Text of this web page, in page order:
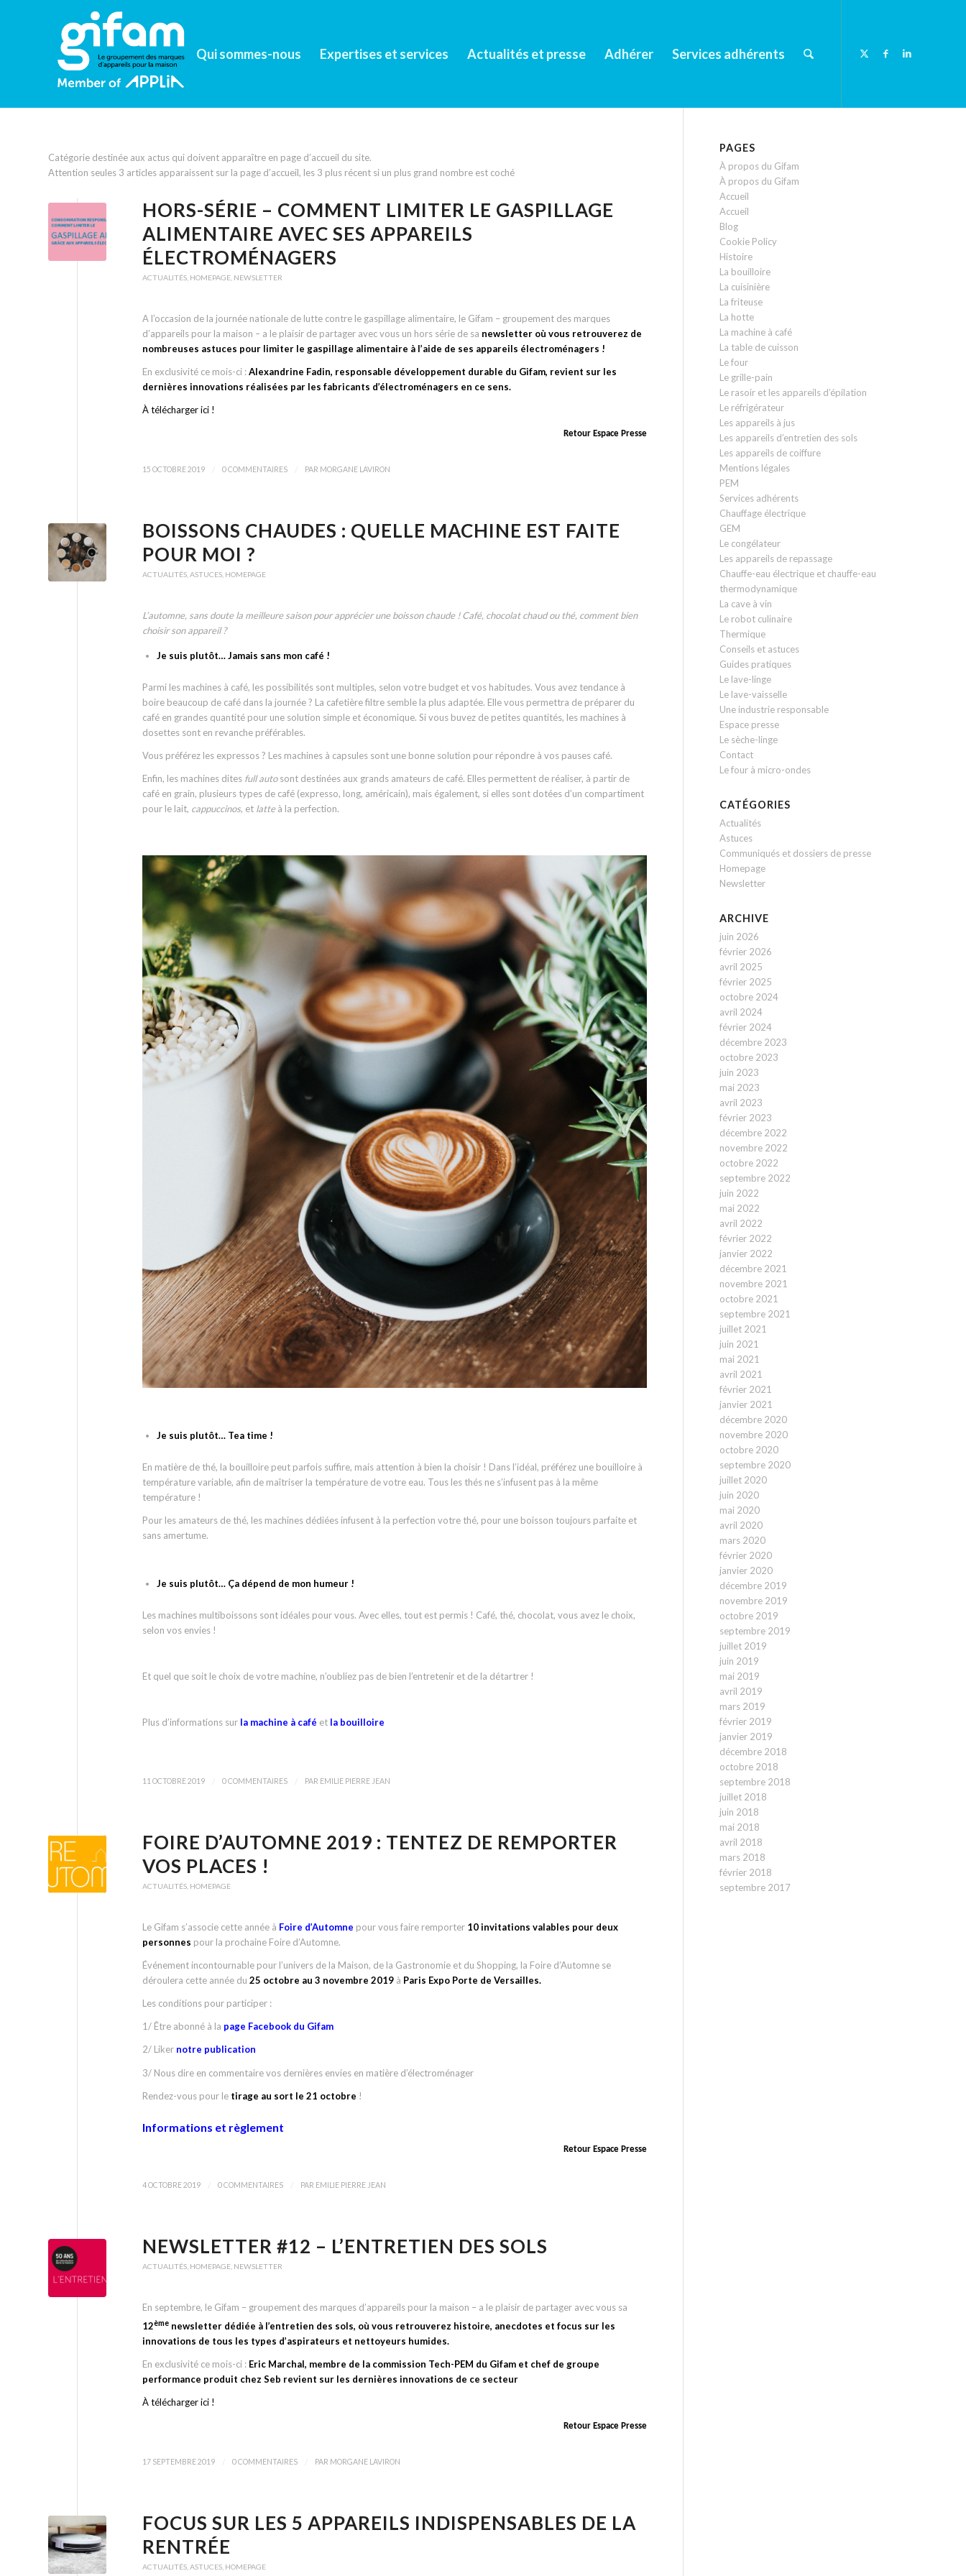
Qui sommes-nous Expertises et services Actualités et presse Adhérer Services adhérents
Catégorie destinée aux actus qui doivent apparaître en page d’accueil du site.
Attention seules 3 articles apparaissent sur la page d’accueil, les 3 plus récent si un plus grand nombre est coché
HORS-SÉRIE – COMMENT LIMITER LE GASPILLAGE
ALIMENTAIRE AVEC SES APPAREILS
ÉLECTROMÉNAGERS
ACTUALITÉS HOMEPAGE NEWSLETTER
A l’occasion de la journée nationale de lutte contre le gaspillage alimentaire, le Gifam – groupement des marques
d’appareils pour la maison – a le plaisir de partager avec vous un hors série de sa newsletter où vous retrouverez de
nombreuses astuces pour limiter le gaspillage alimentaire à l’aide de ses appareils électroménagers !
En exclusivité ce mois-ci :Alexandrine Fadin, responsable développement durable du Gifam, revient sur les
dernières innovations réalisées par les fabricants d’électroménagers en ce sens.
À télécharger ici !
Retour Espace Presse
15 OCTOBRE 2019 0 COMMENTAIRES PAR MORGANE LAVIRON
BOISSONS CHAUDES : QUELLE MACHINE EST FAITE
POUR MOI ?
ACTUALITÉS ASTUCES HOMEPAGE
L’automne, sans doute la meilleure saison pour apprécier une boisson chaude ! Café, chocolat chaud ou thé, comment bien
choisir son appareil ?
Je suis plutôt… Jamais sans mon café !
Parmi les machines à café, les possibilités sont multiples, selon votre budget et vos habitudes. Vous avez tendance à
boire beaucoup de café dans la journée ? La cafetière filtre semble la plus adaptée. Elle vous permettra de préparer du
café en grandes quantité pour une solution simple et économique. Si vous buvez de petites quantités, les machines à
dosettes sont en revanche préférables.
Vous préférez les expressos ? Les machines à capsules sont une bonne solution pour répondre à vos pauses café.
Enfin, les machines dites full autosont destinées aux grands amateurs de café. Elles permettent de réaliser, à partir de
café en grain, plusieurs types de café (expresso, long, américain), mais également, si elles sont dotées d’un compartiment
pour le lait, cappuccinos, et latteà la perfection.
Je suis plutôt… Tea time !
En matière de thé, la bouilloire peut parfois suffire, mais attention à bien la choisir ! Dans l’idéal, préférez une bouilloire à
température variable, afin de maîtriser la température de votre eau. Tous les thés ne s’infusent pas à la même
température !
Pour les amateurs de thé, les machines dédiées infusent à la perfection votre thé, pour une boisson toujours parfaite et
sans amertume.
Je suis plutôt… Ça dépend de mon humeur !
Les machines multiboissons sont idéales pour vous. Avec elles, tout est permis ! Café, thé, chocolat, vous avez le choix,
selon vos envies !
Et quel que soit le choix de votre machine, n’oubliez pas de bien l’entretenir et de la détartrer !
Plus d’informations sur la machine à café et la bouilloire
11 OCTOBRE 2019 0 COMMENTAIRES PAR EMILIE PIERRE JEAN
FOIRE D’AUTOMNE 2019 : TENTEZ DE REMPORTER
VOS PLACES !
ACTUALITÉS HOMEPAGE
Le Gifam s’associe cette année à Foire d’Automne pour vous faire remporter 10 invitations valables pour deux
personnes pour la prochaine Foire d’Automne.
Événement incontournable pour l’univers de la Maison, de la Gastronomie et du Shopping, la Foire d’Automne se
déroulera cette année du 25 octobre au 3 novembre 2019 à Paris Expo Porte de Versailles.
Les conditions pour participer :
1/ Être abonné à la page Facebook du Gifam
2/ Liker notre publication
3/ Nous dire en commentaire vos dernières envies en matière d’électroménager
Rendez-vous pour le tirage au sort le 21 octobre !
Informations et règlement
Retour Espace Presse
4 OCTOBRE 2019 0 COMMENTAIRES PAR EMILIE PIERRE JEAN
NEWSLETTER #12 – L’ENTRETIEN DES SOLS
ACTUALITÉS HOMEPAGE NEWSLETTER
En septembre, le Gifam – groupement des marques d’appareils pour la maison – a le plaisir de partager avec vous sa
12ème newsletter dédiée à l’entretien des sols, où vous retrouverez histoire, anecdotes et focus sur les
innovations de tous les types d’aspirateurs et nettoyeurs humides.
En exclusivité ce mois-ci : Eric Marchal, membre de la commission Tech-PEM du Gifam et chef de groupe
performance produit chez Seb revient sur les dernières innovations de ce secteur
À télécharger ici !
Retour Espace Presse
17 SEPTEMBRE 2019 0 COMMENTAIRES PAR MORGANE LAVIRON
FOCUS SUR LES 5 APPAREILS INDISPENSABLES DE LA
RENTRÉE
ACTUALITÉS ASTUCES HOMEPAGE
PAGES
À propos du Gifam
À propos du Gifam
Accueil
Accueil
Blog
Cookie Policy
Histoire
La bouilloire
La cuisinière
La friteuse
La hotte
La machine à café
La table de cuisson
Le four
Le grille-pain
Le rasoir et les appareils d’épilation
Le réfrigérateur
Les appareils à jus
Les appareils d’entretien des sols
Les appareils de coiffure
Mentions légales
PEM
Services adhérents
Chauffage électrique
GEM
Le congélateur
Les appareils de repassage
Chauffe-eau électrique et chauffe-eau
thermodynamique
La cave à vin
Le robot culinaire
Thermique
Conseils et astuces
Guides pratiques
Le lave-linge
Le lave-vaisselle
Une industrie responsable
Espace presse
Le sèche-linge
Contact
Le four à micro-ondes
CATÉGORIES
Actualités
Astuces
Communiqués et dossiers de presse
Homepage
Newsletter
ARCHIVE
juin 2026
février 2026
avril 2025
février 2025
octobre 2024
avril 2024
février 2024
décembre 2023
octobre 2023
juin 2023
mai 2023
avril 2023
février 2023
décembre 2022
novembre 2022
octobre 2022
septembre 2022
juin 2022
mai 2022
avril 2022
février 2022
janvier 2022
décembre 2021
novembre 2021
octobre 2021
septembre 2021
juillet 2021
juin 2021
mai 2021
avril 2021
février 2021
janvier 2021
décembre 2020
novembre 2020
octobre 2020
septembre 2020
juillet 2020
juin 2020
mai 2020
avril 2020
mars 2020
février 2020
janvier 2020
décembre 2019
novembre 2019
octobre 2019
septembre 2019
juillet 2019
juin 2019
mai 2019
avril 2019
mars 2019
février 2019
janvier 2019
décembre 2018
octobre 2018
septembre 2018
juillet 2018
juin 2018
mai 2018
avril 2018
mars 2018
février 2018
septembre 2017